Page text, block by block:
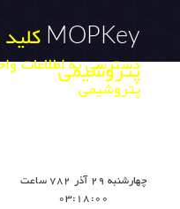
MOPKey
پتروشیمی
دسترسی به اطلاعات
پتروشیمی
چهارشنبه 29 آذر 782 ساعت
03:18:00